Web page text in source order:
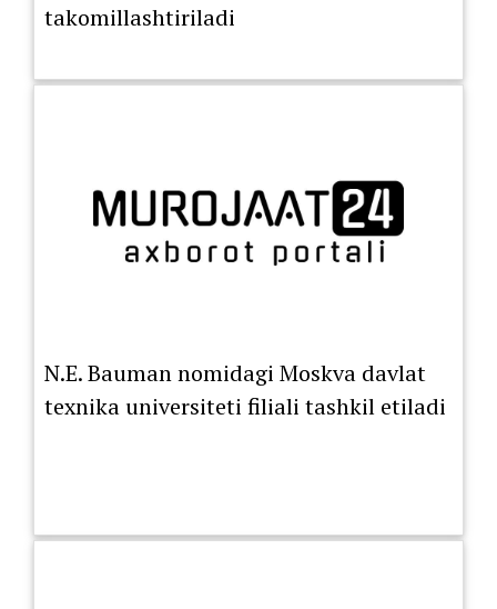
takomillashtiriladi
N.E. Bauman nomidagi Moskva davlat
texnika universiteti filiali tashkil etiladi